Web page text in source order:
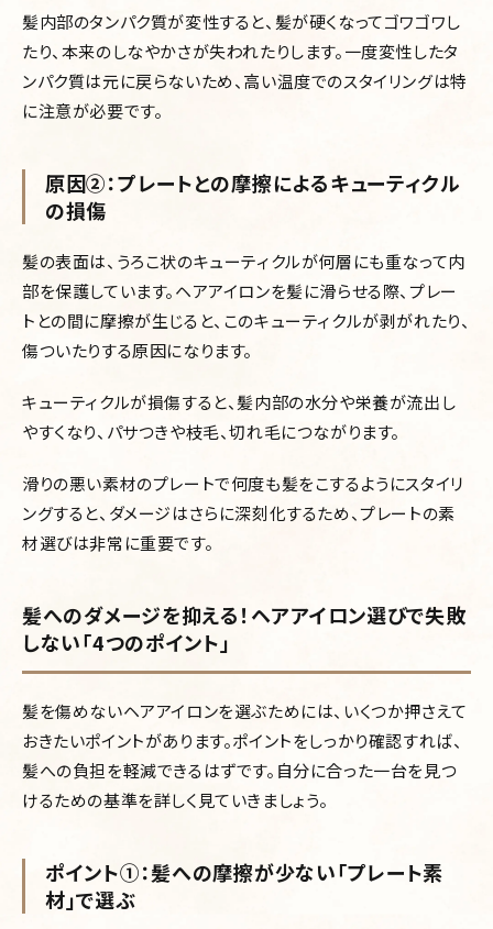
髪内部のタンパク質が変性すると、髪が硬くなってゴワゴワし
たり、本来のしなやかさが失われたりします。一度変性したタ
ンパク質は元に戻らないため、高い温度でのスタイリングは特
に注意が必要です。
原因②：プレートとの摩擦によるキューティクル
の損傷
髪の表面は、うろこ状のキューティクルが何層にも重なって内
部を保護しています。ヘアアイロンを髪に滑らせる際、プレー
トとの間に摩擦が生じると、このキューティクルが剥がれたり、
傷ついたりする原因になります。
キューティクルが損傷すると、髪内部の水分や栄養が流出し
やすくなり、パサつきや枝毛、切れ毛につながります。
滑りの悪い素材のプレートで何度も髪をこするようにスタイリ
ングすると、ダメージはさらに深刻化するため、プレートの素
材選びは非常に重要です。
髪へのダメージを抑える！ヘアアイロン選びで失敗
しない「4つのポイント」
髪を傷めないヘアアイロンを選ぶためには、いくつか押さえて
おきたいポイントがあります。ポイントをしっかり確認すれば、
髪への負担を軽減できるはずです。自分に合った一台を見つ
けるための基準を詳しく見ていきましょう。
ポイント①：髪への摩擦が少ない「プレート素
材」で選ぶ